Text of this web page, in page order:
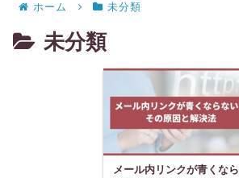
ホーム 未分類
未分類
メール内リンクが青くなら